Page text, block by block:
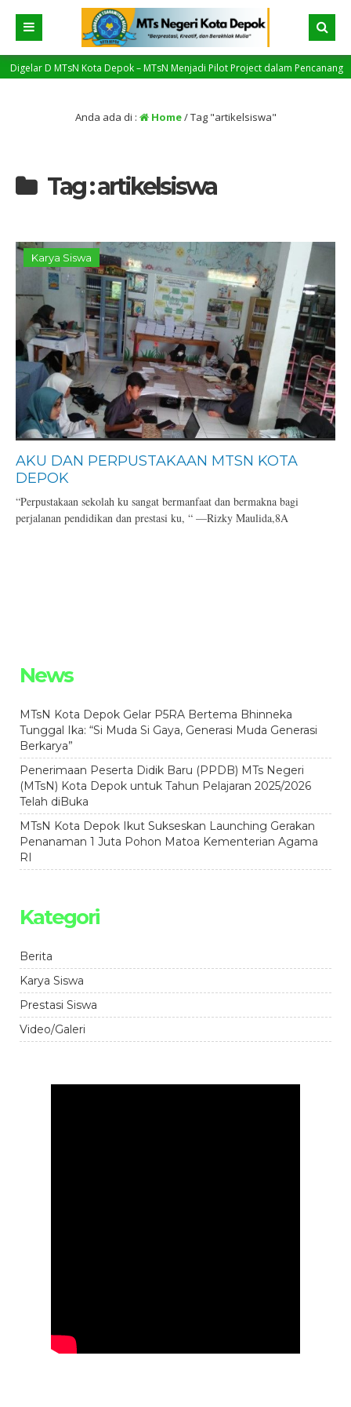
Digelar D MTsN Kota Depok – MTsN Menjadi Pilot Project dalam
Anda ada di : Home/Tag "artikelsiswa"
Tag : artikelsiswa
Karya Siswa
AKU DAN PERPUSTAKAAN MTSN KOTA
DEPOK
“Perpustakaan sekolah ku sangat bermanfaat dan bermakna bagi
perjalanan pendidikan dan prestasi ku, “ —Rizky Maulida,8A
News
MTsN Kota Depok Gelar P5RA Bertema Bhinneka
Tunggal Ika: “Si Muda Si Gaya, Generasi Muda Generasi
Berkarya”
Penerimaan Peserta Didik Baru (PPDB) MTs Negeri
(MTsN) Kota Depok untuk Tahun Pelajaran 2025/2026
Telah diBuka
MTsN Kota Depok Ikut Sukseskan Launching Gerakan
Penanaman 1 Juta Pohon Matoa Kementerian Agama
RI
Kategori
Berita
Karya Siswa
Prestasi Siswa
Video/Galeri